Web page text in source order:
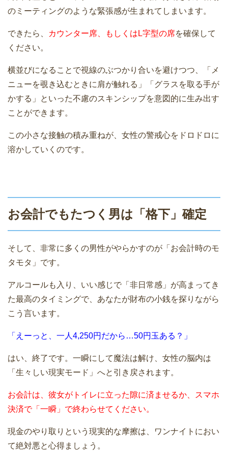
のミーティングのような緊張感が生まれてしまいます。
できたら、 カウンター席、もしくはL字型の席を確保して
ください。
横並びになることで視線のぶつかり合いを避けつつ、「メ
ニューを覗き込むときに肩が触れる」「グラスを取る手が
かする」といった不慮のスキンシップを意図的に生み出す
ことができます。
この小さな接触の積み重ねが、女性の警戒心をドロドロに
溶かしていくのです。
お会計でもたつく男は「格下」確定
そして、非常に多くの男性がやらかすのが「お会計時のモ
タモタ」です。
アルコールも入り、いい感じで「非日常感」が高まってき
た最高のタイミングで、あなたが財布の小銭を探りながら
こう言います。
「えーっと、一人4,250円だから…50円玉ある？」
はい、終了です。一瞬にして魔法は解け、女性の脳内は
「生々しい現実モード」へと引き戻されます。
お会計は、彼女がトイレに立った隙に済ませるか、スマホ
決済で「一瞬」で終わらせてください。
現金のやり取りという現実的な摩擦は、ワンナイトにおい
て絶対悪と心得ましょう。